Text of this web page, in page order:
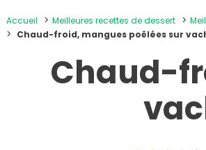
Accueil Meilleures recettes de dessert
Chaud-froid, mangues poêlées sur
Chaud-